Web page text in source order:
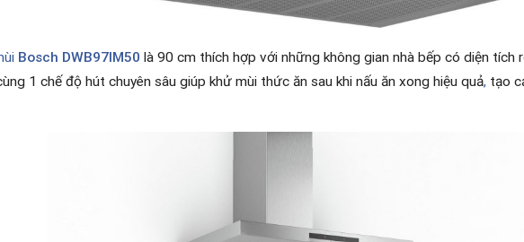
Bosch DWB97IM50 là 90 cm thích hợp với những không gian nhà bếp có diện tích
1 chế độ hút chuyên sâu giúp khử mùi thức ăn sau khi nấu ăn xong hiệu quả, tạo